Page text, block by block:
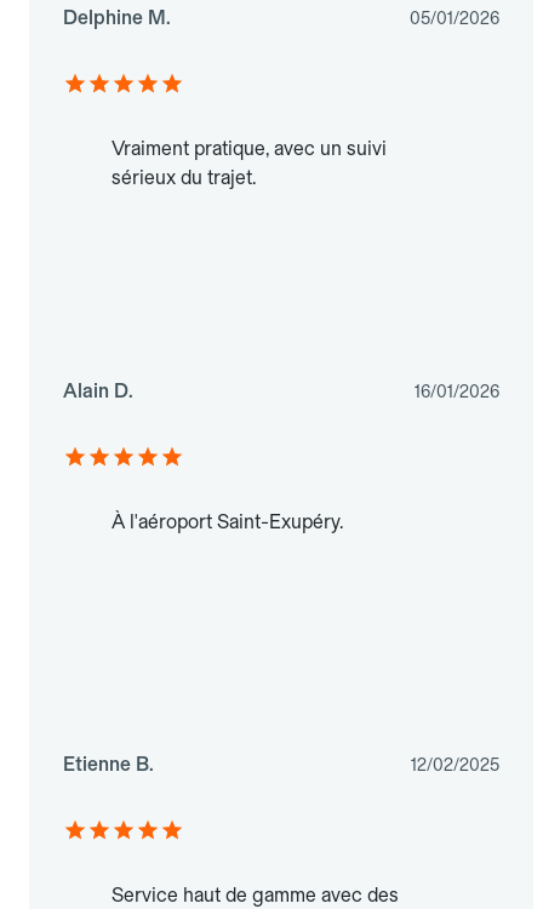
Delphine M. 05/01/2026
Vraiment pratique, avec un suivi
sérieux du trajet.
Alain D. 16/01/2026
À l'aéroport Saint-Exupéry.
Etienne B. 12/02/2025
Service haut de gamme avec des